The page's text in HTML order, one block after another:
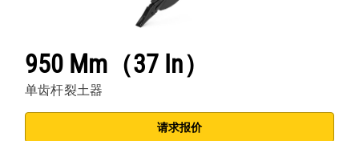
950 Mm（37 In）
单齿杆裂土器
请求报价